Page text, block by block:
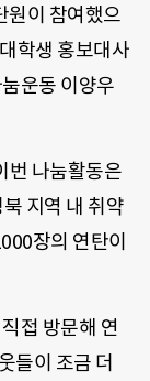
원이 참여했으
학생 홍보대사
운동 이양우
번 나눔활동은
지역 내 취약
장의 연탄이
접 방문해 연
들이 조금 더